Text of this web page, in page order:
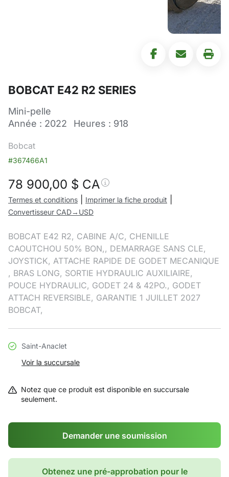
BOBCAT E42 R2 SERIES
Mini-pelle
Année : 2022
Heures : 918
Bobcat
#367466A1
78 900,00 $ CA
Termes et conditions Imprimer la fiche produit
Convertisseur CAD→USD
BOBCAT E42 R2, CABINE A/C, CHENILLE
CAOUTCHOU 50% BON,, DEMARRAGE SANS CLE,
JOYSTICK, ATTACHE RAPIDE DE GODET MECANIQUE
, BRAS LONG, SORTIE HYDRAULIC AUXILIAIRE,
POUCE HYDRAULIC, GODET 24 & 42PO., GODET
ATTACH REVERSIBLE, GARANTIE 1 JUILLET 2027
BOBCAT,
Saint-Anaclet
Voir la succursale
Notez que ce produit est disponible en succursale
seulement.
Demander une soumission
Obtenez une pré-approbation pour le